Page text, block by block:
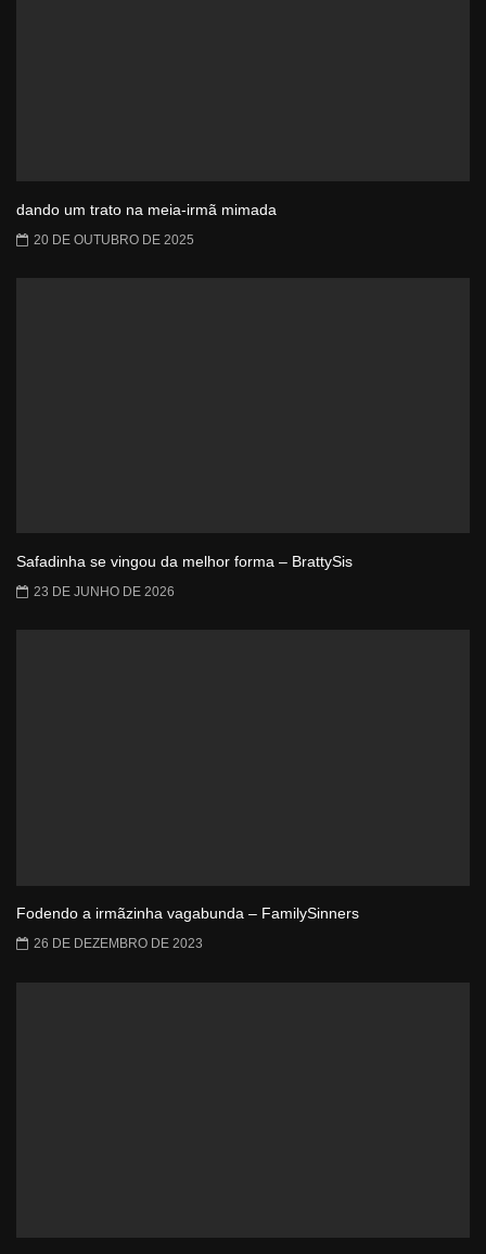
dando um trato na meia-irmã mimada
20 DE OUTUBRO DE 2025
Safadinha se vingou da melhor forma – BrattySis
23 DE JUNHO DE 2026
Fodendo a irmãzinha vagabunda – FamilySinners
26 DE DEZEMBRO DE 2023